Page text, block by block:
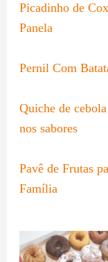
Picadinho de
Panela
Pernil Com
Quiche de
nos sabores
Pavê de Frutas
Família